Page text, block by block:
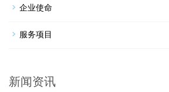
企业使命
服务项目
新闻资讯